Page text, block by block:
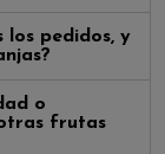
los pedidos, y
o
frutas